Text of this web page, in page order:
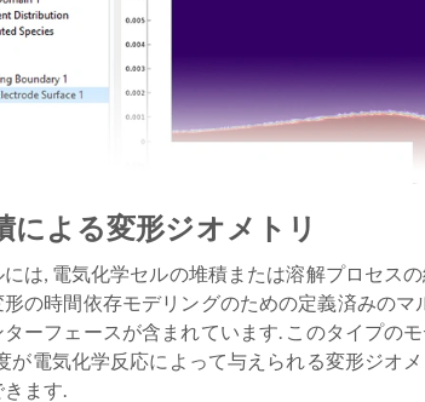
による変形ジオメトリ
は, 電気化学セルの堆積または溶解プロセス
形の時間依存モデリングのための定義済みのマ
ーフェースが含まれています. このタイプの
が電気化学反応によって与えられる変形ジオ
ます.